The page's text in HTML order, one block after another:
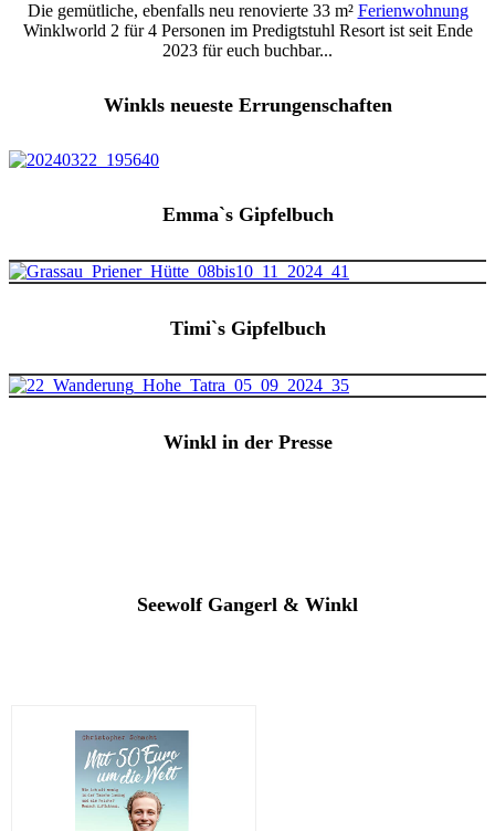
Die gemütliche, ebenfalls neu renovierte 33 m² Ferienwohnung
Winklworld 2 für 4 Personen im Predigtstuhl Resort ist seit Ende
2023 für euch buchbar...
Winkls neueste Errungenschaften
Emma`s Gipfelbuch
Timi`s Gipfelbuch
Winkl in der Presse
Seewolf Gangerl & Winkl